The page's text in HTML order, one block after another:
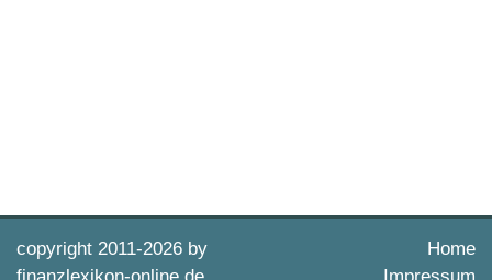
copyright 2011-2026 by
Home